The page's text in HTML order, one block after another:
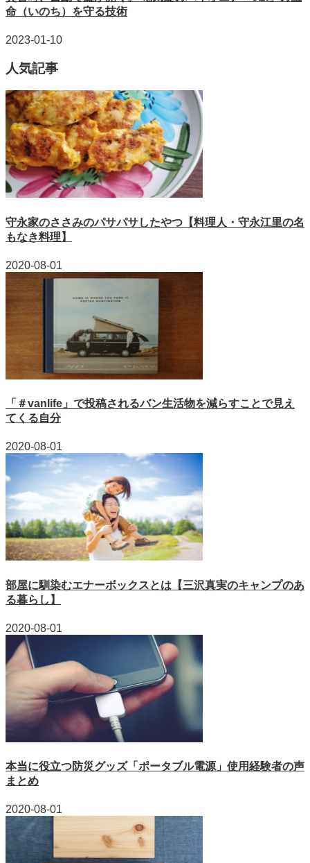
命（いのち）を守る技術
2023-01-10
人気記事
守永家のささみのパサパサしたやつ【料理人・守永江里の名
もなき料理】
2020-08-01
「＃vanlife」で投稿されるバン生活物を減らすことで見え
てくる自分
2020-08-01
部屋に馴染むエナーボックスとは【三沢真実のキャンプのあ
る暮らし】
2020-08-01
本当に役立つ防災グッズ「ポータブル電源」使用経験者の声
まとめ
2020-08-01